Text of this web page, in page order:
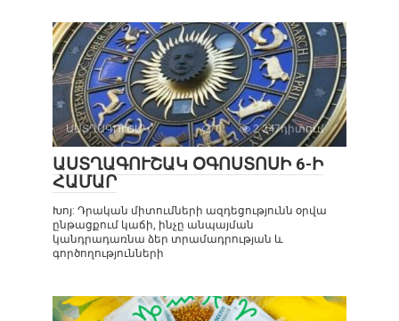
ԱՍՏՂԱԳՈՒՇԱԿ 0 2 247դիտում
ԱՍՏՂԱԳՈՒՇԱԿ ՕԳՈՍՏՈՍԻ 6-Ի
ՀԱՄԱՐ
Խոյ: Դրական միտումների ազդեցությունն օրվա
ընթացքում կաճի, ինչը անպայման
կանդրադառնա ձեր տրամադրության և
գործողությունների